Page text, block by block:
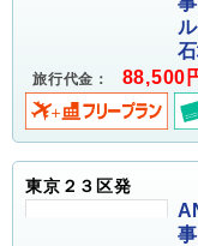
旅行代金： 88,500
東京２３区発